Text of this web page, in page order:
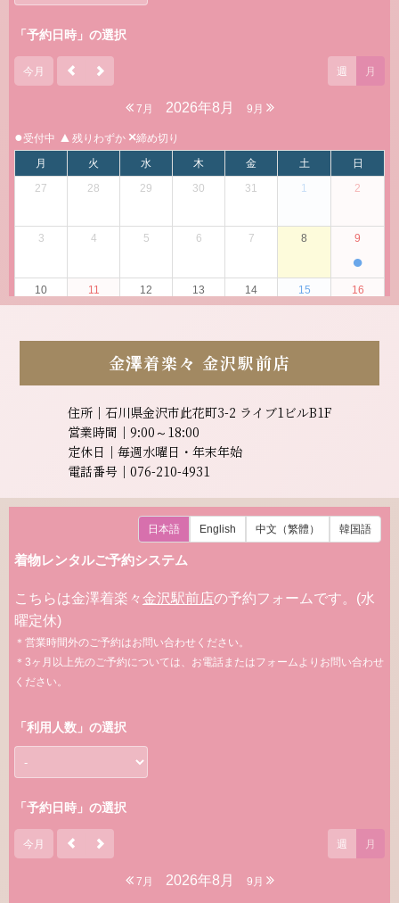
金澤着楽々 金沢駅前店
住所｜石川県金沢市此花町3-2 ライブ1ビルB1F
営業時間｜9:00～18:00
定休日｜毎週水曜日・年末年始
電話番号｜076-210-4931